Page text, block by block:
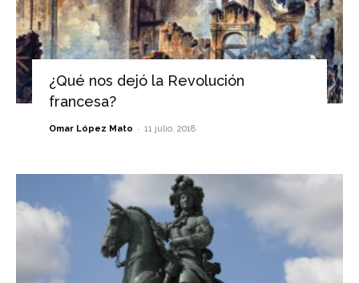
¿Qué nos dejó la Revolución
francesa?
Omar López Mato - 11 julio, 2018